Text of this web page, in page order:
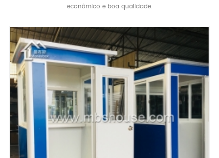
econômico e boa qualidade.